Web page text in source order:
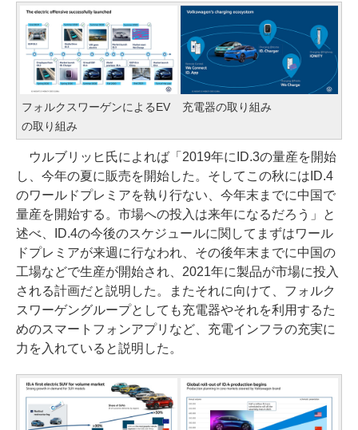
フォルクスワーゲンによるEV
の取り組み
充電器の取り組み
ウルブリッヒ氏によれば「2019年にID.3の量産を開始
し、今年の夏に販売を開始した。そしてこの秋にはID.4
のワールドプレミアを執り行ない、今年末までに中国で
量産を開始する。市場への投入は来年になるだろう」と
述べ、ID.4の今後のスケジュールに関してまずはワール
ドプレミアが来週に行なわれ、その後年末までに中国の
工場などで生産が開始され、2021年に製品が市場に投入
される計画だと説明した。またそれに向けて、フォルク
スワーゲングループとしても充電器やそれを利用するた
めのスマートフォンアプリなど、充電インフラの充実に
力を入れていると説明した。